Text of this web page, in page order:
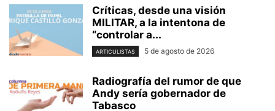
Críticas, desde una visión
MILITAR, a la intentona de
“controlar a...
ARTICULISTAS 5 de agosto de 2026
Radiografía del rumor de que
Andy sería gobernador de
Tabasco